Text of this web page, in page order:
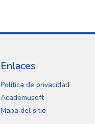
Enlaces
Política de privacidad
Academusoft
Mapa del sitio